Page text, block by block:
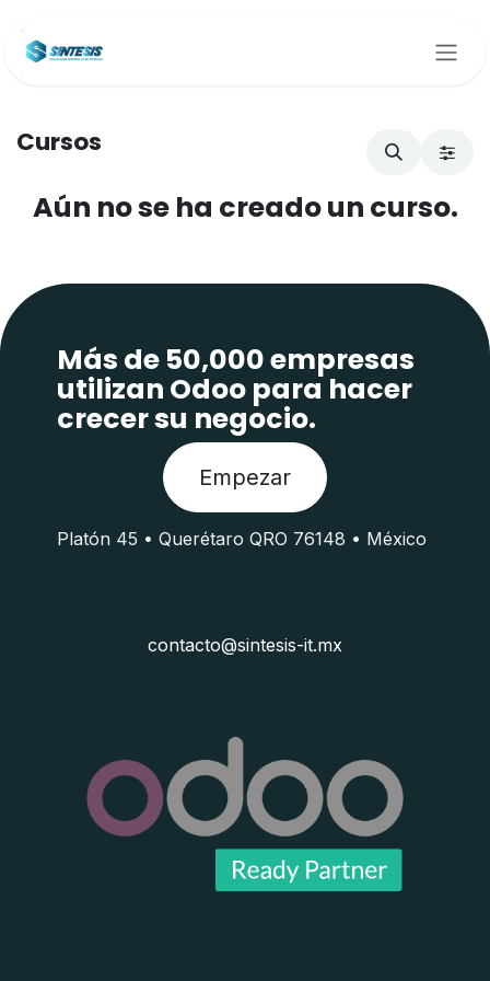
Cursos
Aún no se ha creado un curso.
Más de 50,000 empresas
utilizan Odoo para hacer
crecer su negocio.
Empezar
Platón 45 • Querétaro QRO 76148 • México
contacto@sintesis-it.mx